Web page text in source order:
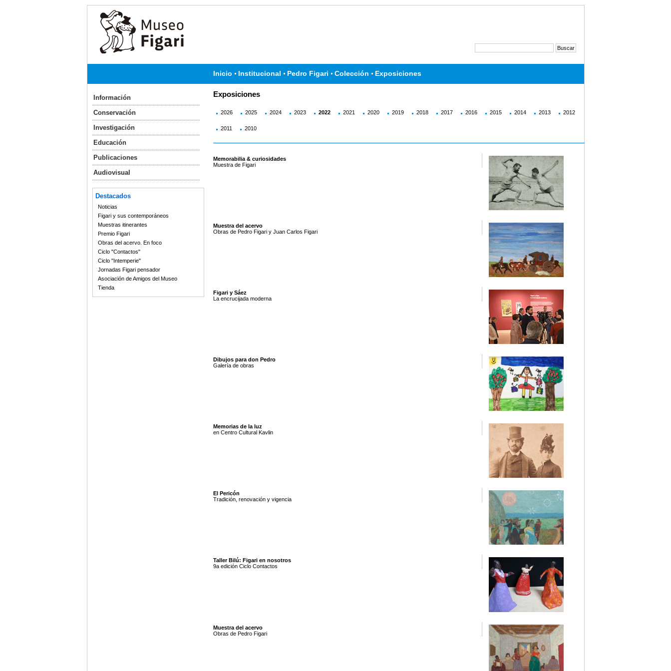
Inicio Institucional Pedro Figari Colección Exposiciones
Información
Conservación
Investigación
Educación
Publicaciones
Audiovisual
Destacados
Noticias
Figari y sus contemporáneos
Muestras itinerantes
Premio Figari
Obras del acervo. En foco
Ciclo "Contactos"
Ciclo "Intemperie"
Jornadas Figari pensador
Asociación de Amigos del Museo
Tienda
Exposiciones
2026 2025 2024 2023 2022 2021 2020 2019 2018 2017 2016 2015 2014 2013 2012
2011 2010
Memorabilia & curiosidades
Muestra de Figari
Muestra del acervo
Obras de Pedro Figari y Juan Carlos Figari
Figari y Sáez
La encrucijada moderna
Dibujos para don Pedro
Galería de obras
Memorias de la luz
en Centro Cultural Kavlin
El Pericón
Tradición, renovación y vigencia
Taller Bilú: Figari en nosotros
9a edición Ciclo Contactos
Muestra del acervo
Obras de Pedro Figari